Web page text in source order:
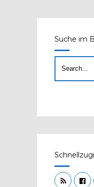
Suche im